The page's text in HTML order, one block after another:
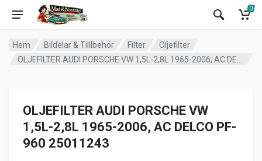
0
Hem Bildelar & Tilllbehör Filter
Oljefilter
OLJEFILTER AUDI PORSCHE VW
1,5L-2,8L 1965-2006, AC DELCO PF-
960 25011243